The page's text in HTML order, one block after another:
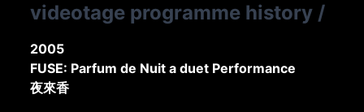
videotage programme history /
2005
FUSE: Parfum de Nuit a duet Performance
夜來香